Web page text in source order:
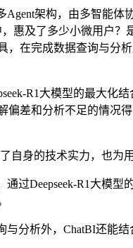
架构，由多智能体
惠及了多少小微用户
在完成数据查询与
R1大模型的最大化
差和分析不足的情
身的技术实力，也为
Deepseek-R1大模型
析外，ChatBI还能结